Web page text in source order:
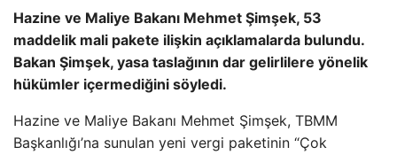
Hazine ve Maliye Bakanı Mehmet Şimşek, 53
maddelik mali pakete ilişkin açıklamalarda bulundu.
Bakan Şimşek, yasa taslağının dar gelirlilere yönelik
hükümler içermediğini söyledi.
Hazine ve Maliye Bakanı Mehmet Şimşek, TBMM
Başkanlığı’na sunulan yeni vergi paketinin “Çok